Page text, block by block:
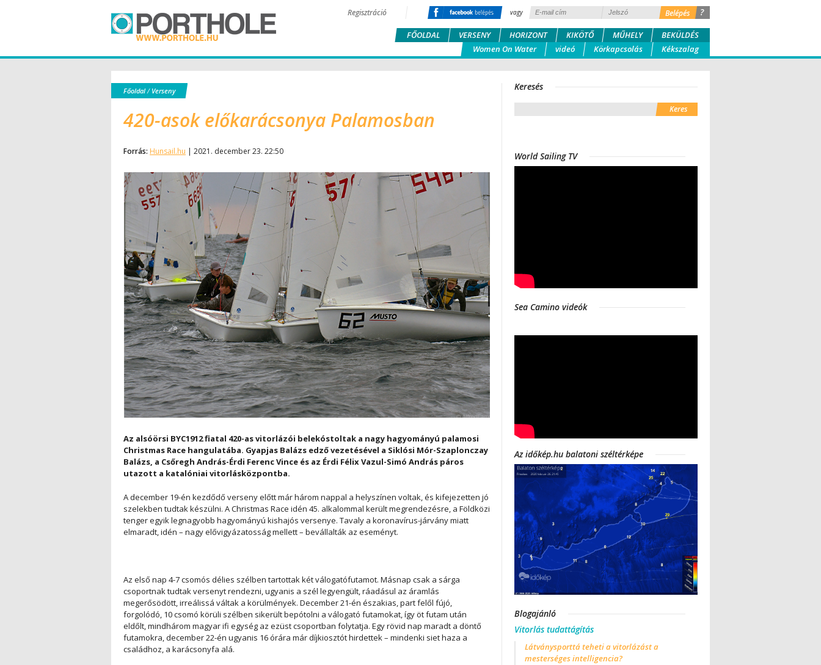
?
vagy
Regisztráció
FŐOLDAL VERSENY HORIZONT KIKÖTŐ MŰHELY
BEKÜLDÉS
Women On Water
videó Körkapcsolás Kékszalag
Főoldal/ Verseny
420-asok előkarácsonya Palamosban
Forrás: Hunsail.hu | 2021. december 23. 22:50
Az alsóörsi BYC1912 fiatal 420-as vitorlázói belekóstoltak a nagy hagyományú palamosi
Christmas Race hangulatába. Gyapjas Balázs edző vezetésével a Siklósi Mór-Szaplonczay
Balázs, a Csőregh András-Érdi Ferenc Vince és az Érdi Félix Vazul-Simó András páros
utazott a katalóniai vitorlásközpontba.
A december 19-én kezdődő verseny előtt már három nappal a helyszínen voltak, és kifejezetten jó
szelekben tudtak készülni. A Christmas Race idén 45. alkalommal került megrendezésre, a Földközi
tenger egyik legnagyobb hagyományú kishajós versenye. Tavaly a koronavírus-járvány miatt
elmaradt, idén – nagy elővigyázatosság mellett – bevállalták az eseményt.
Az első nap 4-7 csomós délies szélben tartottak két válogatófutamot. Másnap csak a sárga
csoportnak tudtak versenyt rendezni, ugyanis a szél legyengült, ráadásul az áramlás
megerősödött, irreálissá váltak a körülmények. December 21-én északias, part felől fújó,
forgolódó, 10 csomó körüli szélben sikerült bepótolni a válogató futamokat, így öt futam után
eldőlt, mindhárom magyar ifi egység az ezüst csoportban folytatja. Egy rövid nap maradt a döntő
futamokra, december 22-én ugyanis 16 órára már díjkiosztót hirdettek – mindenki siet haza a
családhoz, a karácsonyfa alá.
Keresés
World Sailing TV
Sea Camino videók
Az időkép.hu balatoni széltérképe
Blogajánló
Vitorlás tudattágítás
Látványsporttá teheti a vitorlázást a
mesterséges intelligencia?